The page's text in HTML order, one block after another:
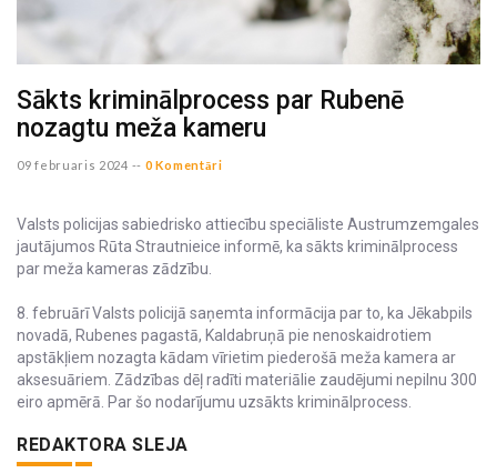
Sākts kriminālprocess par Rubenē
nozagtu meža kameru
09 februaris 2024 -- 0 Komentāri
Valsts policijas sabiedrisko attiecību speciāliste Austrumzemgales
jautājumos Rūta Strautnieice informē, ka sākts kriminālprocess
par meža kameras zādzību.
8. februārī Valsts policijā saņemta informācija par to, ka Jēkabpils
novadā, Rubenes pagastā, Kaldabruņā pie nenoskaidrotiem
apstākļiem nozagta kādam vīrietim piederošā meža kamera ar
aksesuāriem. Zādzības dēļ radīti materiālie zaudējumi nepilnu 300
eiro apmērā. Par šo nodarījumu uzsākts kriminālprocess.
REDAKTORA SLEJA